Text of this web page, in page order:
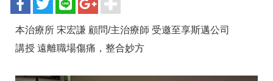
本治療所 宋宏謙 顧問/主治療師 受邀至享斯邁公司
講授 遠離職場傷痛，整合妙方